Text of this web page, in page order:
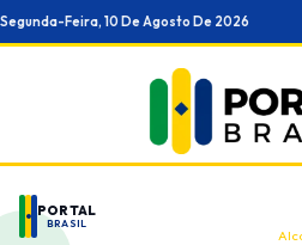
Ir
para
Segunda-Feira, 10 De Agosto De 2026
PORTAL
BRASIL